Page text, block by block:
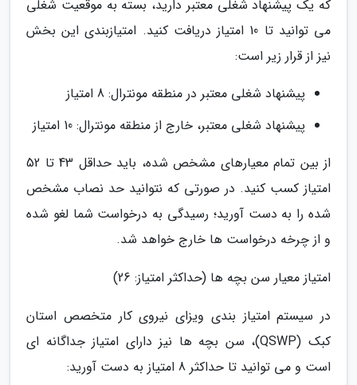
که یک پیشنهاد شغلی معتبر دارید، بسته به موقعیت شغلی
می توانید تا 10 امتیاز دریافت کنید. امتیازبندی این بخش
نیز از قرار زیر است:
پیشنهاد شغلی معتبر در منطقه مونترال: 8 امتیاز
پیشنهاد شغلی معتبر، خارج از منطقه مونترال: 10 امتیاز
از بین تمام معیارهای مشخص شده، باید حداقل 43 تا 52
امتیاز کسب کنید. در صورتی که نتوانید حد نصاب مشخص
شده را به دست آورید؛ رسیدگی به درخواست شما لغو شده
و از چرخه درخواست ها خارج خواهد شد.
امتیاز معیار سن بچه ها (حداکثر امتیاز: 26)
در سیستم امتیاز بندی ویزای نیروی کار متخصص استان
کبک (QSWP)، سن بچه ها نیز دارای امتیاز جداگانه ای
است و می توانید تا حداکثر 8 امتیاز به دست آورید: